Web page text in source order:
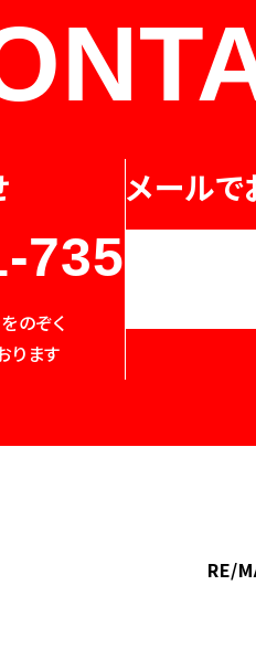
735
のぞく
ります
メール
RE/